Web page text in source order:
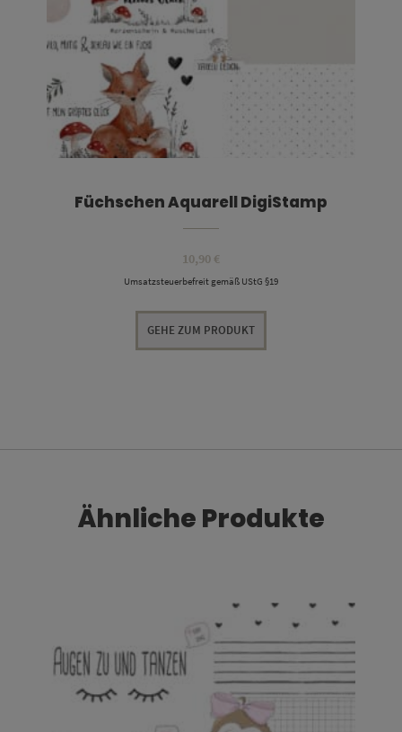
Füchschen Aquarell DigiStamp
10,90 €
Umsatzsteuerbefreit gemäß UStG §19
GEHE ZUM PRODUKT
Ähnliche Produkte